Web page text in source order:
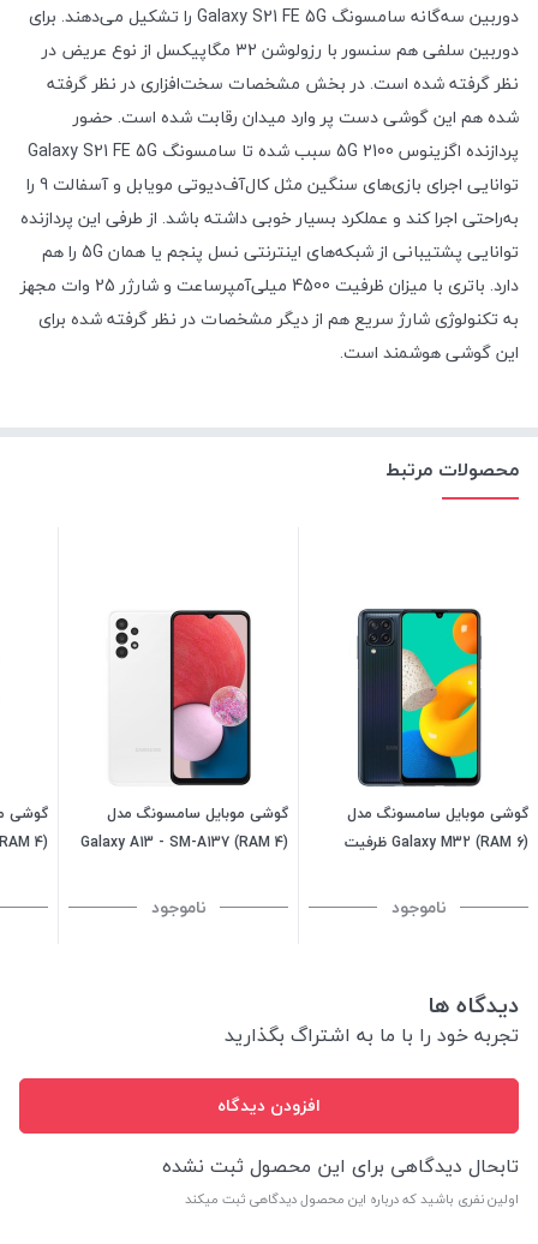
دوربین سه‌گانه سامسونگ Galaxy S21 FE 5G را تشکیل می‌دهند. برای
دوربین سلفی هم سنسور با رزولوشن 32 مگاپیکسل از نوع عریض در
نظر گرفته شده است. در بخش مشخصات سخت‌افزاری در نظر گرفته
شده هم این گوشی دست پر وارد میدان رقابت شده است. حضور
پردازنده اگزینوس 2100 5G سبب شده تا سامسونگ Galaxy S21 FE 5G
توانایی اجرای بازی‌های سنگین مثل کال‌آف‌دیوتی مویابل و آسفالت 9 را
به‌راحتی اجرا کند و عملکرد بسیار خوبی داشته باشد. از طرفی این پردازنده
توانایی پشتیبانی از شبکه‌های اینترنتی نسل پنجم یا همان 5G را هم
دارد. باتری با میزان ظرفیت 4500 میلی‌آمپر‌ساعت و شارژر 25 وات مجهز
به تکنولوژی شارژ سریع هم از دیگر مشخصات در نظر گرفته شده برای
این گوشی هوشمند است.
محصولات مرتبط
گوشی موبایل سامسونگ مدل
Galaxy M32 (RAM 6) ظرفیت
ناموجود
گوشی موبایل سامسونگ مدل
Galaxy A13 - SM-A137 (RAM 4)
ناموجود
گوشی
4)
دیدگاه ها
تجربه خود را با ما به اشتراگ بگذارید
افزودن دیدگاه
تابحال دیدگاهی برای این محصول ثبت نشده
اولین نفری باشید که درباره این محصول دیدگاهی ثبت میکند